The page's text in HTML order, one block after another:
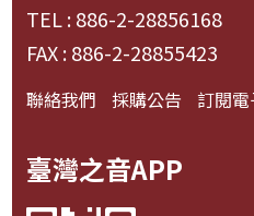
TEL : 886-2-28856168
FAX : 886-2-28855423
聯絡我們 採購公告 訂閱電
臺灣之音APP